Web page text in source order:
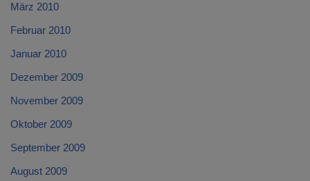
März 2010
Februar 2010
Januar 2010
Dezember 2009
November 2009
Oktober 2009
September 2009
August 2009